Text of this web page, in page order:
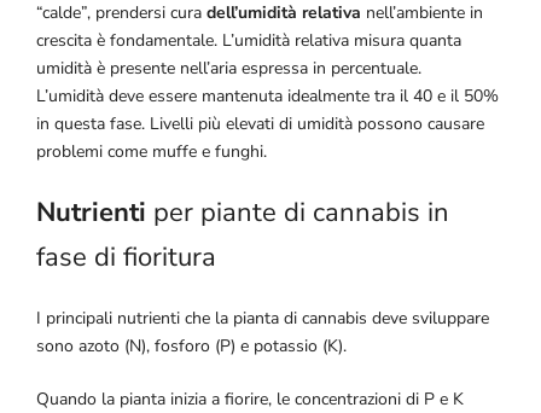
“calde”, prendersi cura dell’umidità relativa nell’ambiente in
crescita è fondamentale. L’umidità relativa misura quanta
umidità è presente nell’aria espressa in percentuale.
L’umidità deve essere mantenuta idealmente tra il 40 e il 50%
in questa fase. Livelli più elevati di umidità possono causare
problemi come muffe e funghi.
Nutrienti per piante di cannabis in
fase di fioritura
I principali nutrienti che la pianta di cannabis deve sviluppare
sono azoto (N), fosforo (P) e potassio (K).
Quando la pianta inizia a fiorire, le concentrazioni di P e K